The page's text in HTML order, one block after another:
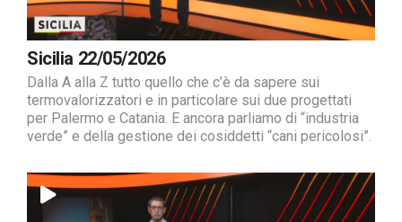
Sicilia 22/05/2026
Dalla A alla Z tutto quello che c’è da sapere sui
termovalorizzatori e in particolare sui due progettati
per Palermo e Catania. E ancora parliamo di “industria
verde” e della gestione dei cosiddetti “cani pericolosi”.